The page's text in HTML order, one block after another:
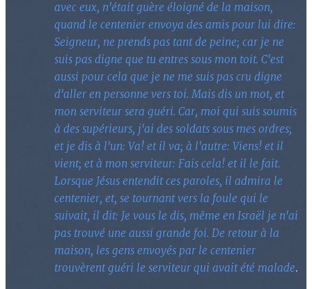
avec eux, n'était guère éloigné de la maison,
quand le centenier envoya des amis pour lui dire:
Seigneur, ne prends pas tant de peine; car je ne
suis pas digne que tu entres sous mon toit. C'est
aussi pour cela que je ne me suis pas cru digne
d'aller en personne vers toi. Mais dis un mot, et
mon serviteur sera guéri. Car, moi qui suis soumis
à des supérieurs, j'ai des soldats sous mes ordres;
et je dis à l'un: Va! et il va; à l'autre: Viens! et il
vient; et à mon serviteur: Fais cela! et il le fait.
Lorsque Jésus entendit ces paroles, il admira le
centenier, et, se tournant vers la foule qui le
suivait, il dit: Je vous le dis, même en Israël je n'ai
pas trouvé une aussi grande foi. De retour à la
maison, les gens envoyés par le centenier
trouvèrent guéri le serviteur qui avait été malade.